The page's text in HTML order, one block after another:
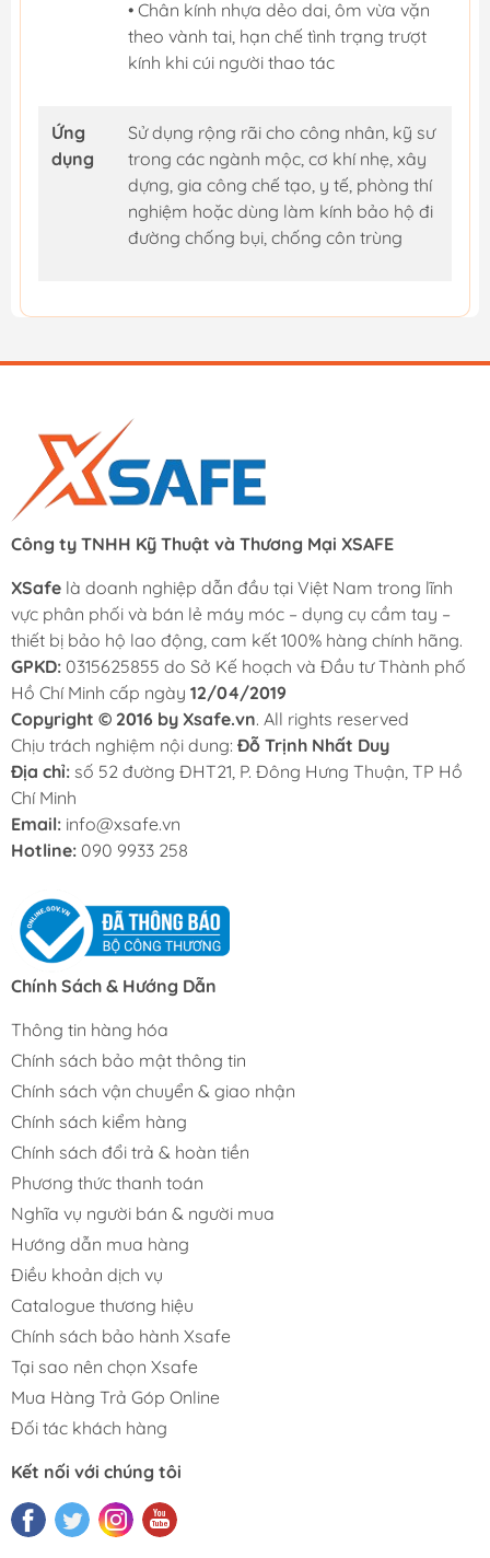
• Chân kính nhựa dẻo dai, ôm vừa vặn
theo vành tai, hạn chế tình trạng trượt
kính khi cúi người thao tác
Ứng
dụng
Sử dụng rộng rãi cho công nhân, kỹ sư
trong các ngành mộc, cơ khí nhẹ, xây
dựng, gia công chế tạo, y tế, phòng thí
nghiệm hoặc dùng làm kính bảo hộ đi
đường chống bụi, chống côn trùng
Công ty TNHH Kỹ Thuật và Thương Mại XSAFE
XSafe là doanh nghiệp dẫn đầu tại Việt Nam trong lĩnh
vực phân phối và bán lẻ máy móc – dụng cụ cầm tay –
thiết bị bảo hộ lao động, cam kết 100% hàng chính hãng.
GPKD: 0315625855 do Sở Kế hoạch và Đầu tư Thành phố
Hồ Chí Minh cấp ngày 12/04/2019
Copyright © 2016 by Xsafe.vn. All rights reserved
Chịu trách nghiệm nội dung: Đỗ Trịnh Nhất Duy
Địa chỉ: số 52 đường ĐHT21, P. Đông Hưng Thuận, TP Hồ
Chí Minh
Email: info@xsafe.vn
Hotline: 090 9933 258
Chính Sách & Hướng Dẫn
Thông tin hàng hóa
Chính sách bảo mật thông tin
Chính sách vận chuyển & giao nhận
Chính sách kiểm hàng
Chính sách đổi trả & hoàn tiền
Phương thức thanh toán
Nghĩa vụ người bán & người mua
Hướng dẫn mua hàng
Điều khoản dịch vụ
Catalogue thương hiệu
Chính sách bảo hành Xsafe
Tại sao nên chọn Xsafe
Mua Hàng Trả Góp Online
Đối tác khách hàng
Kết nối với chúng tôi